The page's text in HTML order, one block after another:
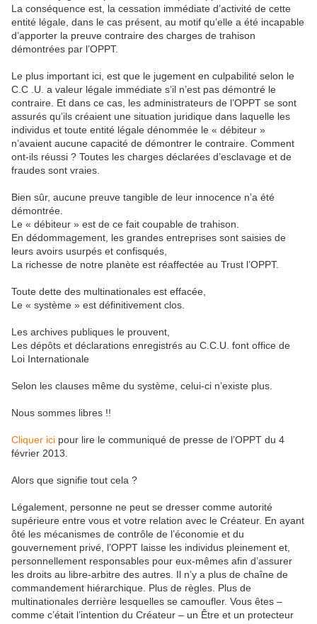
La conséquence est, la cessation immédiate d’activité de cette
entité légale, dans le cas présent, au motif qu’elle a été incapable
d’apporter la preuve contraire des charges de trahison
démontrées par l’OPPT.
Le plus important ici, est que le jugement en culpabilité selon le
C.C .U. a valeur légale immédiate s’il n’est pas démontré le
contraire. Et dans ce cas, les administrateurs de l’OPPT se sont
assurés qu’ils créaient une situation juridique dans laquelle les
individus et toute entité légale dénommée le « débiteur »
n’avaient aucune capacité de démontrer le contraire. Comment
ont-ils réussi ? Toutes les charges déclarées d’esclavage et de
fraudes sont vraies.
Bien sûr, aucune preuve tangible de leur innocence n’a été
démontrée.
Le « débiteur » est de ce fait coupable de trahison.
En dédommagement, les grandes entreprises sont saisies de
leurs avoirs usurpés et confisqués,
La richesse de notre planète est réaffectée au Trust l’OPPT.
Toute dette des multinationales est effacée,
Le « système » est définitivement clos.
Les archives publiques le prouvent,
Les dépôts et déclarations enregistrés au C.C.U. font office de
Loi Internationale
Selon les clauses même du système, celui-ci n’existe plus.
Nous sommes libres !!
Cliquer ici pour lire le communiqué de presse de l’OPPT du 4
février 2013.
Alors que signifie tout cela ?
Légalement, personne ne peut se dresser comme autorité
supérieure entre vous et votre relation avec le Créateur. En ayant
ôté les mécanismes de contrôle de l’économie et du
gouvernement privé, l’OPPT laisse les individus pleinement et,
personnellement responsables pour eux-mêmes afin d’assurer
les droits au libre-arbitre des autres. Il n’y a plus de chaîne de
commandement hiérarchique. Plus de règles. Plus de
multinationales derrière lesquelles se camoufler. Vous êtes –
comme c’était l’intention du Créateur – un Être et un protecteur